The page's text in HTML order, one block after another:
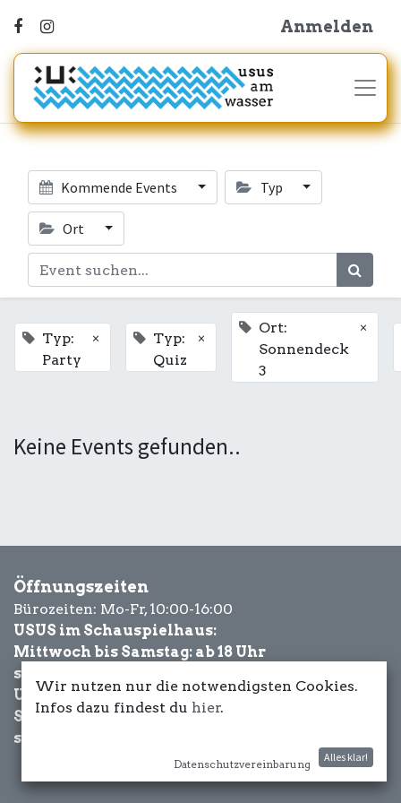
Anmelden
Kommende Events Typ
Ort
Typ:
Party
×
Typ:
Quiz
×
Ort:
Sonnendeck
3
×
Keine Events gefunden..
Öffnungszeiten
Bürozeiten: Mo-Fr, 10:00-16:00
USUS im Schauspielhaus:
Mittwoch bis Samstag: ab 18 Uhr
sowie Eventbezogen.
USUS am Wasser:
Schönwetter-
sowie Eventbezogen.
Wir nutzen nur die notwendigsten Cookies.
Infos dazu findest du hier.
Datenschutzvereinbarung
Alles klar!